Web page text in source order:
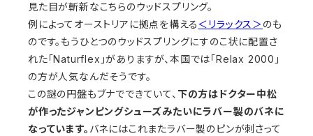
見た目が斬新なこちらのウッドスプリング。
例によってオーストリアに拠点を構える＜リラックス＞のも
のです。もうひとつのウッドスプリングにすのこ状に配置さ
れた「Naturflex」がありますが、本国では「Relax 2000」
の方が人気なんだそうです。
この謎の円盤もブナでできていて、 下の方はドクター中松
が作ったジャンピングシューズみたいにラバー製のバネに
なっています。 バネにはこれまたラバー製のピンが刺さって